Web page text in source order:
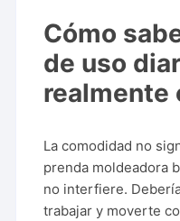
Cómo
de uso
realmente
La comodidad no
prenda moldeadora
no interfiere.
trabajar y moverte